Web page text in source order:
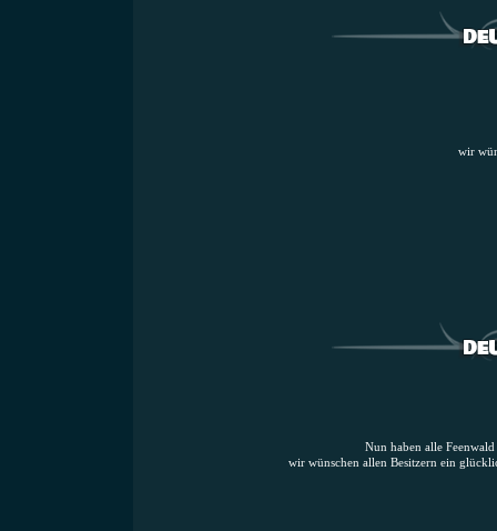
wir
Nun haben alle Feenwald
wir wünschen allen Besitzern ein